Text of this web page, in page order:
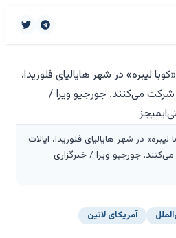
در شهر هایالیای فلوریدا، ایالات
شرکت می‌کنند. جورجیو ویرا / خبرگزاری
آمریکای لاتین